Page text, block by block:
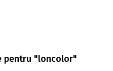
pentru "loncolor"